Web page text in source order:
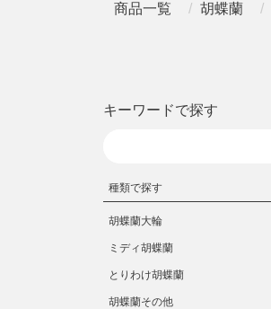
商品一覧 胡蝶蘭
キーワードで探す
種類で探す
胡蝶蘭大輪
ミディ胡蝶蘭
とりわけ胡蝶蘭
胡蝶蘭その他